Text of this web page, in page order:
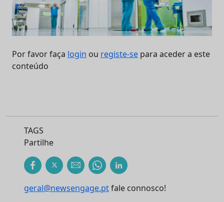
Por favor faça login ou registe-se para aceder a este
conteúdo
TAGS
Partilhe
geral@newsengage.ptfale connosco!